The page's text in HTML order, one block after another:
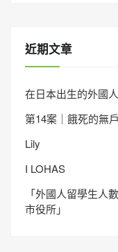
近期文章
在日本出生的外國
第14案｜餓死的無
Lily
I LOHAS
「外國人留學生人
市役所」